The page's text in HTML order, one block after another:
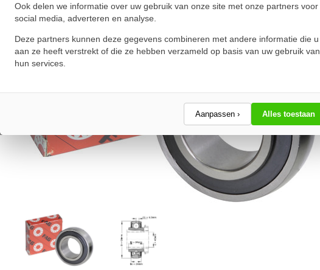
Ook delen we informatie over uw gebruik van onze site met onze partners voor
social media, adverteren en analyse.
Deze partners kunnen deze gegevens combineren met andere informatie die u
aan ze heeft verstrekt of die ze hebben verzameld op basis van uw gebruik van
hun services.
Aanpassen › Alles toestaan